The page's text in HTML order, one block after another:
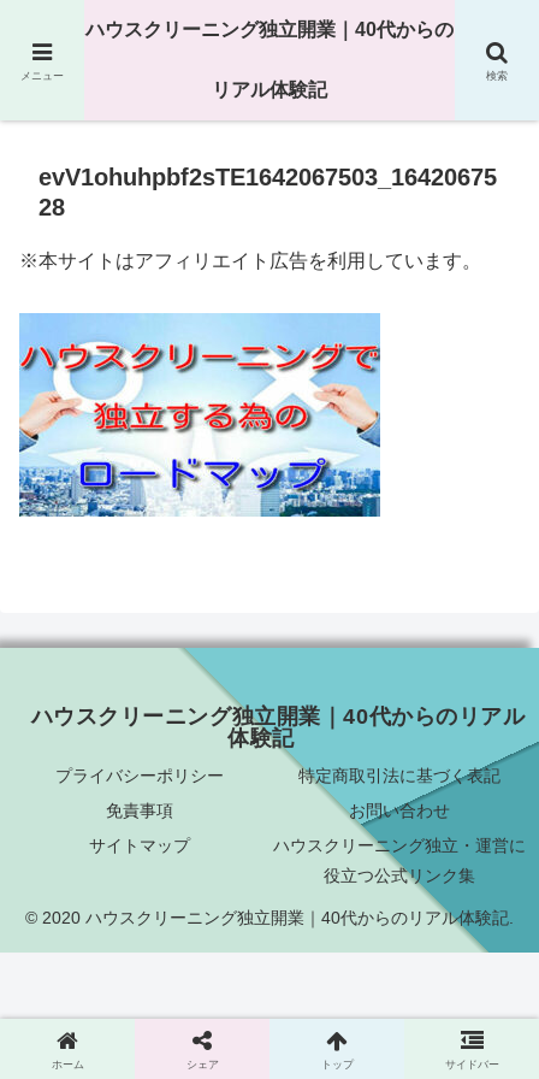
25年以上の現場経験をもとにハウスクリーニング独立の現実
evV1ohuhpbf2sTE1642067503_16420675
28
※本サイトはアフィリエイト広告を利用しています。
ハウスクリーニング独立開業｜40代からのリアル
体験記
プライバシーポリシー
特定商取引法に基づく表記
免責事項
お問い合わせ
サイトマップ
ハウスクリーニング独立・運営に
役立つ公式リンク集
© 2020 ハウスクリーニング独立開業｜40代からのリアル体験記.
メニュー
ハウスクリーニング独立開業｜40代からの
リアル体験記
検索
ホーム シェア トップ サイドバー